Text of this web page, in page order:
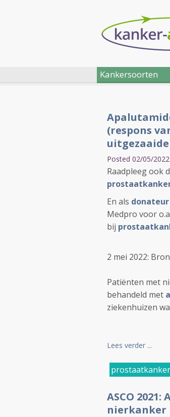
Kankersoorten
(respons
Posted 02/05/
Raadpleeg ook
En als donateur
Medpro voor
bij
2 mei 2022:
Patiënten met
behandeld met
ziekenhuizen
Lees verder ...
prostaatkanker
ASCO
nierkanker